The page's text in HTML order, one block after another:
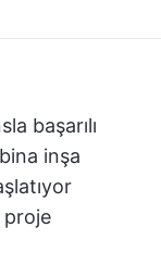
başarılı
inşa
proje